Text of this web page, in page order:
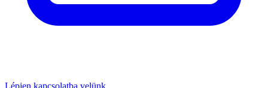
Lépjen kapcsolatba velünk